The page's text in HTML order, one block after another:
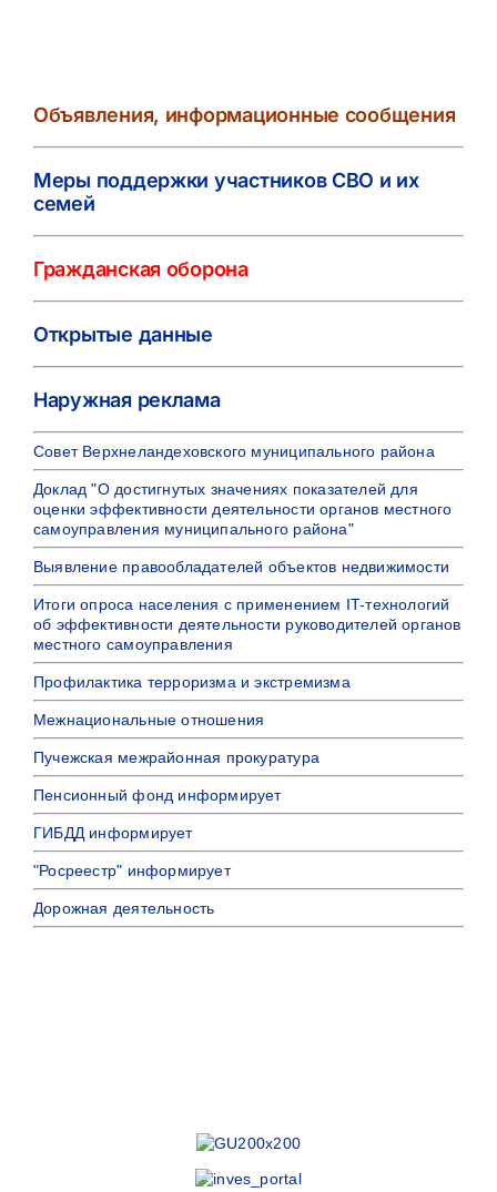
Объявления, информационные сообщения
Меры поддержки участников СВО и их
семей
Гражданская оборона
Открытые данные
Наружная реклама
Совет Верхнеландеховского муниципального района
Доклад "О достигнутых значениях показателей для
оценки эффективности деятельности органов местного
самоуправления муниципального района"
Выявление правообладателей объектов недвижимости
Итоги опроса населения с применением IT-технологий
об эффективности деятельности руководителей органов
местного самоуправления
Профилактика терроризма и экстремизма
Межнациональные отношения
Пучежская межрайонная прокуратура
Пенсионный фонд информирует
ГИБДД информирует
"Росреестр" информирует
Дорожная деятельность